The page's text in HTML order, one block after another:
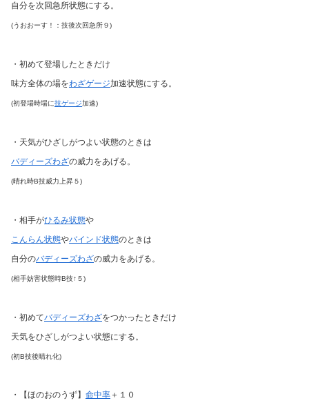
自分を次回急所状態にする。
(うおおーす！：技後次回急所９)
・初めて登場したときだけ
味方全体の場をわざゲージ加速状態にする。
(初登場時場に技ゲージ加速)
・天気がひざしがつよい状態のときは
バディーズわざの威力をあげる。
(晴れ時B技威力上昇５)
・相手がひるみ状態や
こんらん状態やバインド状態のときは
自分のバディーズわざの威力をあげる。
(相手妨害状態時B技↑５)
・初めてバディーズわざをつかったときだけ
天気をひざしがつよい状態にする。
(初B技後晴れ化)
・【ほのおのうず】 命中率 ＋１０